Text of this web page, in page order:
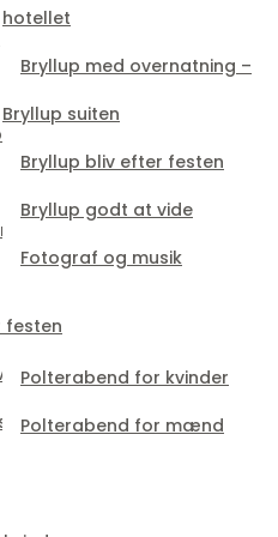
hotellet
Bryllup med overnatning –
Bryllup suiten
Bryllup bliv efter festen
Bryllup godt at vide
Fotograf og musik
Polterabend for kvinder
Polterabend for mænd
–
festen